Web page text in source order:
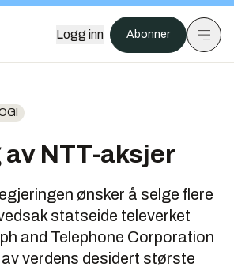
Logg inn Abonner
NTT-aksjer
ønsker å selge flere
statseide televerket
and Telephone Corporation
verdens desidert største